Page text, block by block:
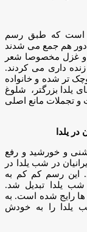
است که طبق رسم
دور هم جمع می شدند
و غزل مخصوصا شعر
داری می کردند.
تر شده و خانواده
یلدا بزرگتر، شلوغ
تجملات مانع اصلی
یلدا
و خورشید و رفع
در شب یلدا در
این رسم کم کم به
یلدا تبدیل شد.
ها رایج شده است. به
یلدا را به خودش